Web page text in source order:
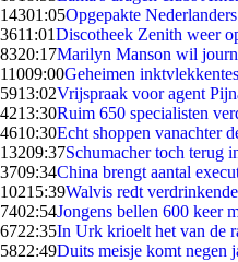
14301:05Opgepakte
3611:01Discotheek Zenith weer
8320:17Marilyn Manson wil
11009:00Geheimen
5913:02Vrijspraak voor agent
4213:30Ruim 650 specialisten
4610:30Echt shoppen vanachter
13209:37Schumacher toch terug
3709:34China brengt aantal
10215:39Walvis redt
7402:54Jongens bellen 600 keer
6722:35In Urk krioelt het van de
5822:49Duits meisje komt negen